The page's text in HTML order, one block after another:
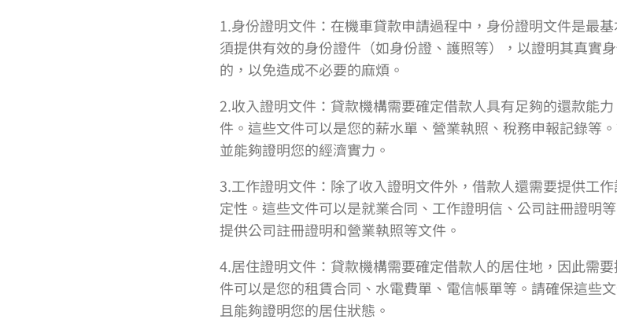
1.身份證明文件：在機車貸款申請過程中，身份證明文件是最
須提供有效的身份證件（如身份證、護照等），以證明其真實
的，以免造成不必要的麻煩。
2.收入證明文件：貸款機構需要確定借款人具有足夠的還款能
件。這些文件可以是您的薪水單、營業執照、稅務申報記錄等
並能夠證明您的經濟實力。
3.工作證明文件：除了收入證明文件外，借款人還需要提供工
定性。這些文件可以是就業合同、工作證明信、公司註冊證明
提供公司註冊證明和營業執照等文件。
4.居住證明文件：貸款機構需要確定借款人的居住地，因此需
件可以是您的租賃合同、水電費單、電信帳單等。請確保這些
且能夠證明您的居住狀態。